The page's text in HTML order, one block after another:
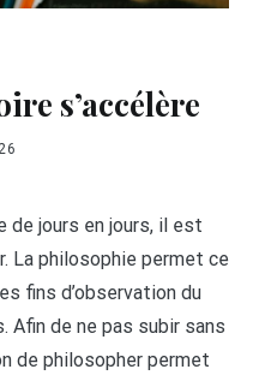
s’accélère
de jours en jours, il est
La philosophie permet ce
fins d’observation du
Afin de ne pas subir sans
de philosopher permet